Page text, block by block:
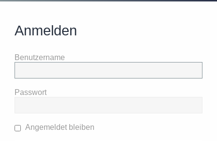
Anmelden
Benutzername
Passwort
Angemeldet bleiben